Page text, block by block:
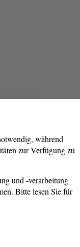
während
zur Verfügung zu
und -verarbeitung
Bitte lesen Sie für